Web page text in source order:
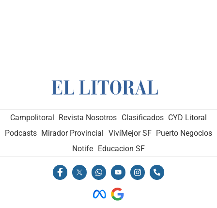
Campolitoral Revista Nosotros Clasificados CYD Litoral
Podcasts Mirador Provincial VivíMejor SF Puerto Negocios
Notife
Educacion SF